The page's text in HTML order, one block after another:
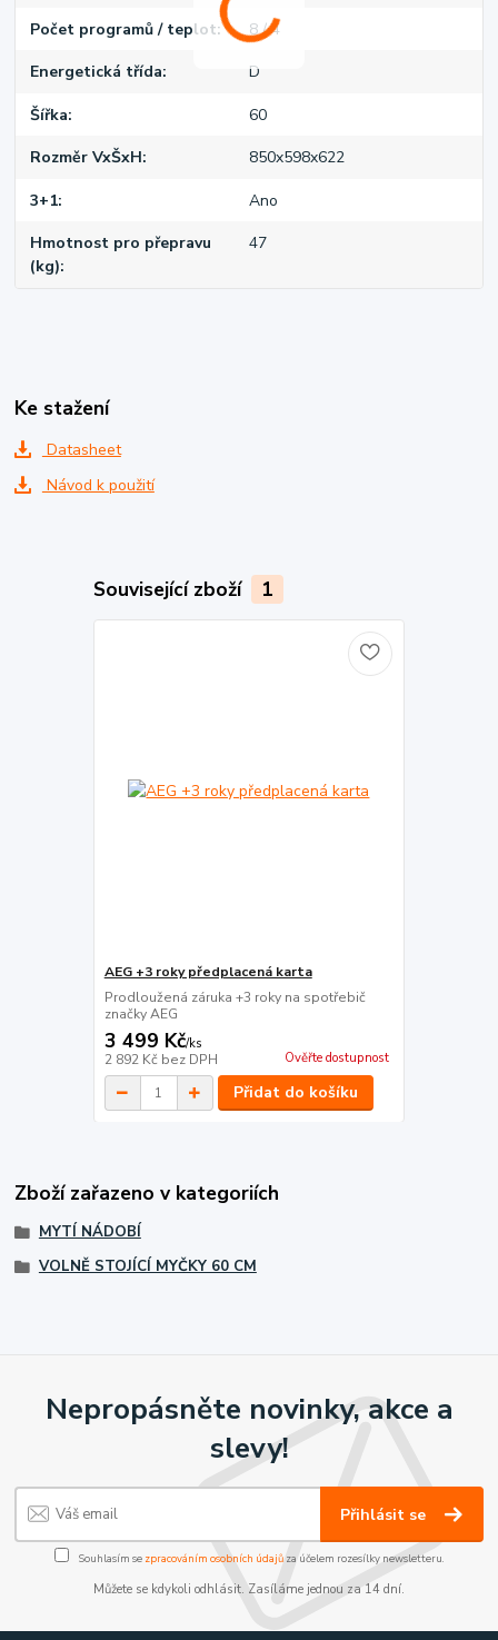
Počet programů / teplot 8 / 4
Energetická třída D
Šířka 60
Rozměr VxŠxH 850x598x622
3+1 Ano
Hmotnost pro přepravu
(kg)
47
Ke stažení
Datasheet
Návod k použití
Související zboží 1
AEG +3 roky předplacená karta
Prodloužená záruka +3 roky na spotřebič
značky AEG
3 499 Kč/ks
2 892 Kč bez DPH Ověřte dostupnost
Přidat do košíku
Zboží zařazeno v kategoriích
MYTÍ NÁDOBÍ
VOLNĚ STOJÍCÍ MYČKY 60 CM
Nepropásněte novinky, akce a
slevy!
Přihlásit se
Souhlasím se zpracováním osobních údajůza účelem rozesílky newsletteru.
Můžete se kdykoli odhlásit. Zasíláme jednou za 14 dní.